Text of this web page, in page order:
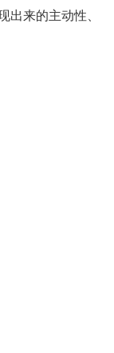
来的主动性、